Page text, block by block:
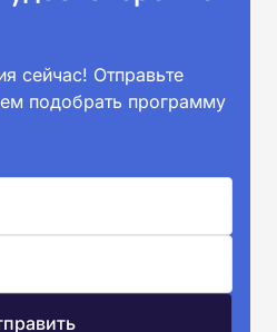
сейчас! Отправьте
подобрать программу